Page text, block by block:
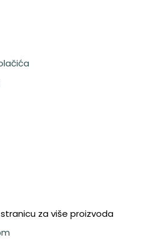
za više proizvoda